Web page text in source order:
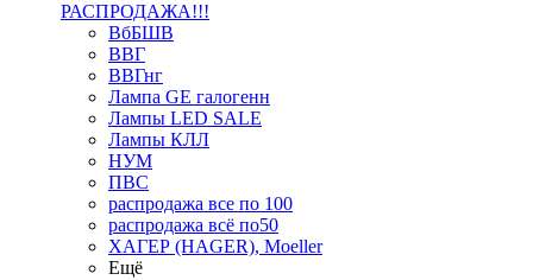
РАСПРОДАЖА!!!
ВбБШВ
ВВГ
ВВГнг
Лампа GE галогенн
Лампы LED SALE
Лампы КЛЛ
НУМ
ПВС
распродажа все по 100
распродажа всё по50
ХАГЕР (HAGER), Moeller
Ещё